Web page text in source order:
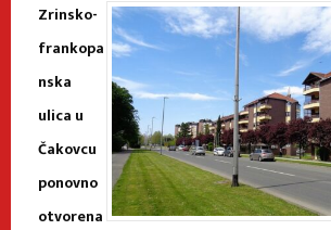
Zrinsko-
frankopa
nska
ulica u
Čakovcu
ponovno
otvorena